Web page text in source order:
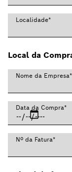
Localidade*
Local da
Nome da Empresa*
Data da Compra*
Nº da Fatura*